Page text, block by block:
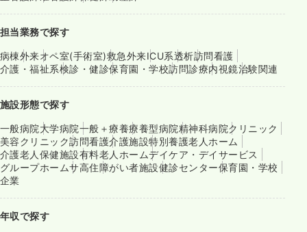
担当業務で探す
病棟外来オペ室(手術室)救急外来ICU系透析訪問看護
介護・福祉系検診・健診保育園・学校訪問診療内視鏡治験関連
施設形態で探す
一般病院大学病院一般＋療養療養型病院精神科病院クリニック
美容クリニック訪問看護介護施設特別養護老人ホーム
介護老人保健施設有料老人ホームデイケア・デイサービス
グループホームサ高住障がい者施設健診センター保育園・学校
企業
年収で探す